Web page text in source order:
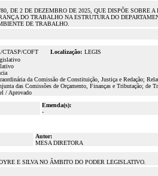
DE 2 DE DEZEMBRO DE 2025, QUE DISPÕE
DO TRABALHO NA ESTRUTURA DO
DE TRABALHO.
CTASP/COFT Localização: LEGIS
da Comissão de Constituição, Justiça e Redação;
das Comissões de Orçamento, Finanças e Tributação; de
/ Aprovado
Emenda(s):
-
Autor:
MESA DIRETORA
E SILVA NO ÂMBITO DO PODER LEGISLATIVO.